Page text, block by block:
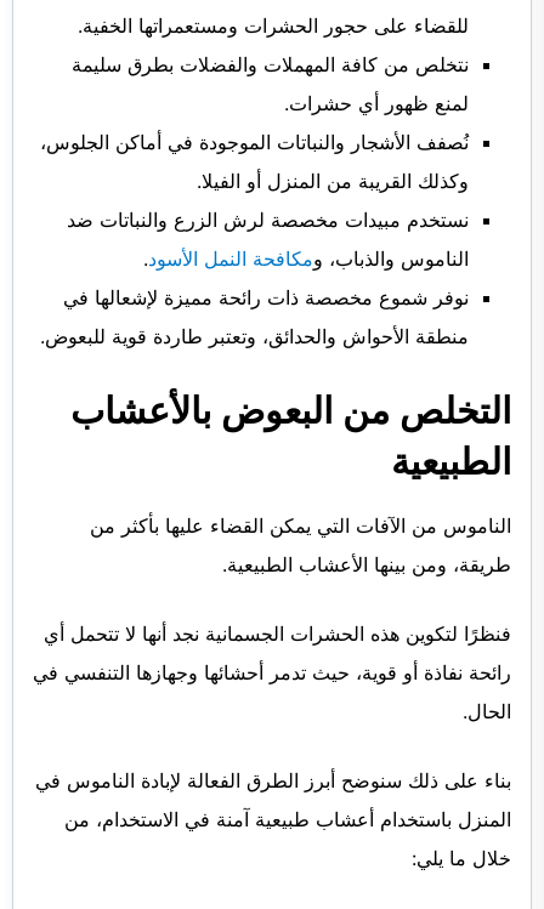
للقضاء على حجور الحشرات ومستعمراتها الخفية.
نتخلص من كافة المهملات والفضلات بطرق سليمة
لمنع ظهور أي حشرات.
نُصفف الأشجار والنباتات الموجودة في أماكن الجلوس،
وكذلك القريبة من المنزل أو الفيلا.
نستخدم مبيدات مخصصة لرش الزرع والنباتات ضد
الناموس والذباب، ومكافحة النمل الأسود.
نوفر شموع مخصصة ذات رائحة مميزة لإشعالها في
منطقة الأحواش والحدائق، وتعتبر طاردة قوية للبعوض.
التخلص من البعوض بالأعشاب
الطبيعية
الناموس من الآفات التي يمكن القضاء عليها بأكثر من
طريقة، ومن بينها الأعشاب الطبيعية.
فنظرًا لتكوين هذه الحشرات الجسمانية نجد أنها لا تتحمل أي
رائحة نفاذة أو قوية، حيث تدمر أحشائها وجهازها التنفسي في
الحال.
بناء على ذلك سنوضح أبرز الطرق الفعالة لإبادة الناموس في
المنزل باستخدام أعشاب طبيعية آمنة في الاستخدام، من
خلال ما يلي: